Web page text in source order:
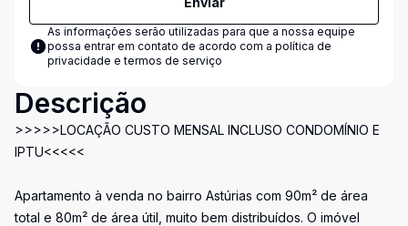
As informações serão utilizadas para que a nossa equipe
possa entrar em contato de acordo com a política de
privacidade e termos de serviço
Descrição
>>>>>LOCAÇÃO CUSTO MENSAL INCLUSO CONDOMÍNIO E
IPTU<<<<<
Apartamento à venda no bairro Astúrias com 90m² de área
total e 80m² de área útil, muito bem distribuídos. O imóvel